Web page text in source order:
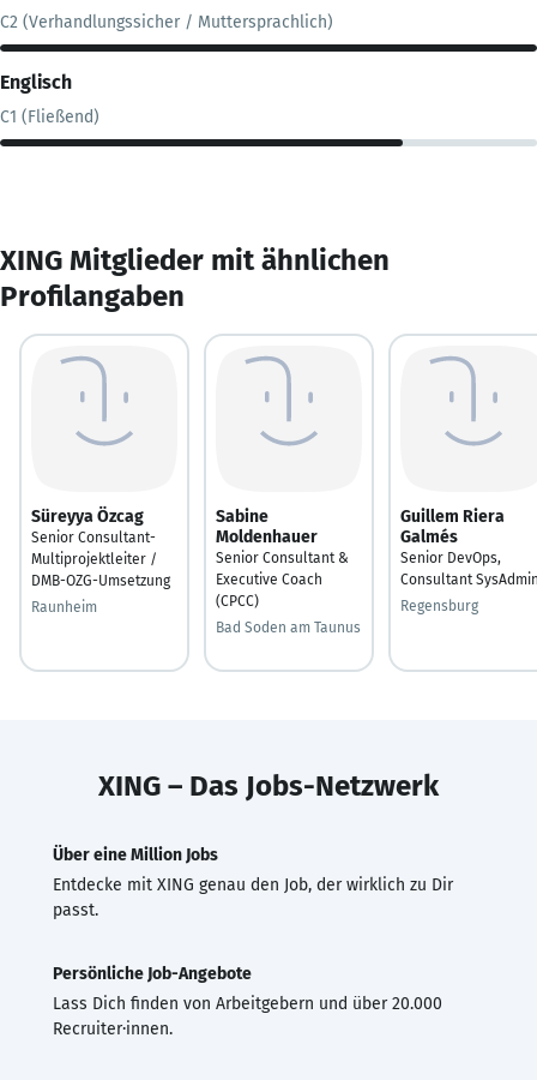
C2 (Verhandlungssicher / Muttersprachlich)
Englisch
C1 (Fließend)
XING Mitglieder mit ähnlichen
Profilangaben
Süreyya Özcag
Senior Consultant-
Multiprojektleiter /
DMB-OZG-Umsetzung
Raunheim
Sabine
Moldenhauer
Senior Consultant &
Executive Coach
(CPCC)
Bad Soden am Taunus
Guillem Riera
Galmés
Senior DevOps,
Consultant
Regensburg
XING – Das Jobs-Netzwerk
Über eine Million Jobs
Entdecke mit XING genau den Job, der wirklich zu Dir
passt.
Persönliche Job-Angebote
Lass Dich finden von Arbeitgebern und über 20.000
Recruiter·innen.